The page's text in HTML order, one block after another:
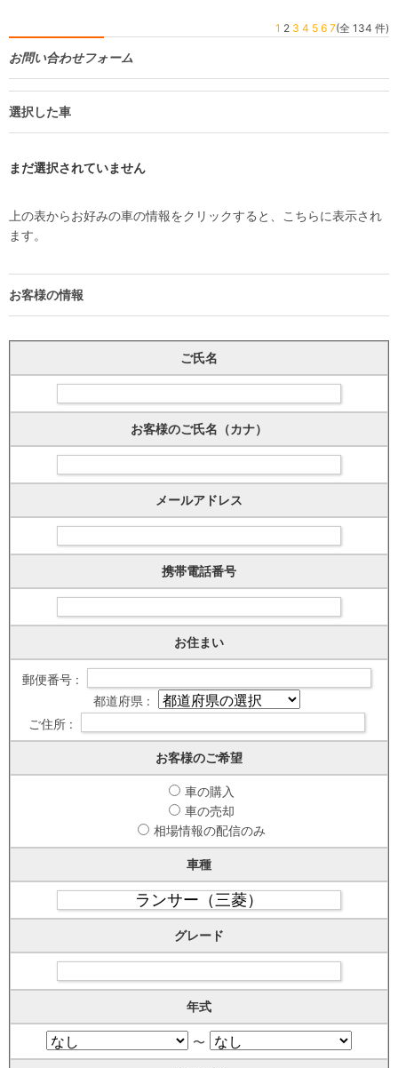
1 2 3 4 5 6 7(全 134 件)
お問い合わせフォーム
選択した車
まだ選択されていません
上の表からお好みの車の情報をクリックすると、こちらに表示され
ます。
お客様の情報
ご氏名
お客様のご氏名（カナ）
メールアドレス
携帯電話番号
お住まい
郵便番号 :
都道府県 :
ご住所 :
お客様のご希望
車の購入
車の売却
相場情報の配信のみ
車種
グレード
年式
〜